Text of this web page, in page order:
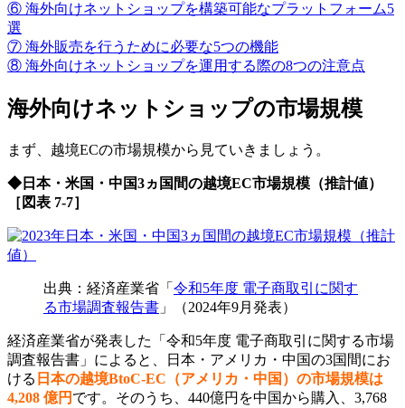
⑥ 海外向けネットショップを構築可能なプラットフォーム5
選
⑦ 海外販売を行うために必要な5つの機能
⑧ 海外向けネットショップを運用する際の8つの注意点
海外向けネットショップの市場規模
まず、越境ECの市場規模から見ていきましょう。
◆日本・米国・中国3ヵ国間の越境EC市場規模（推計値）
［図表 7-7］
出典：経済産業省「 令和5年度 電子商取引に関す
る市場調査報告書 」（2024年9月発表）
経済産業省が発表した「令和5年度 電子商取引に関する市場
調査報告書」によると、日本・アメリカ・中国の3国間にお
ける 日本の越境BtoC-EC（アメリカ・中国）の市場規模は
4,208 億円 です。そのうち、440億円を中国から購入、3,768